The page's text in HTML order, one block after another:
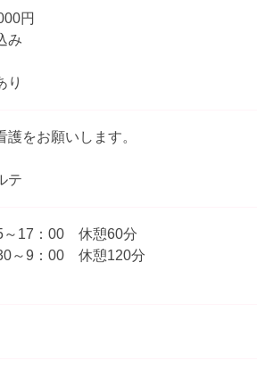
円
み
り
護をお願いします。
テ
～17：00 休憩60分
～9：00 休憩120分